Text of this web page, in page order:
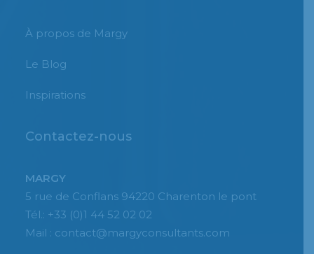
À propos de Margy
Le Blog
Inspirations
Contactez-nous
MARGY
5 rue de Conflans 94220 Charenton le pont
Tél.: +33 (0)1 44 52 02 02
Mail : contact@margyconsultants.com